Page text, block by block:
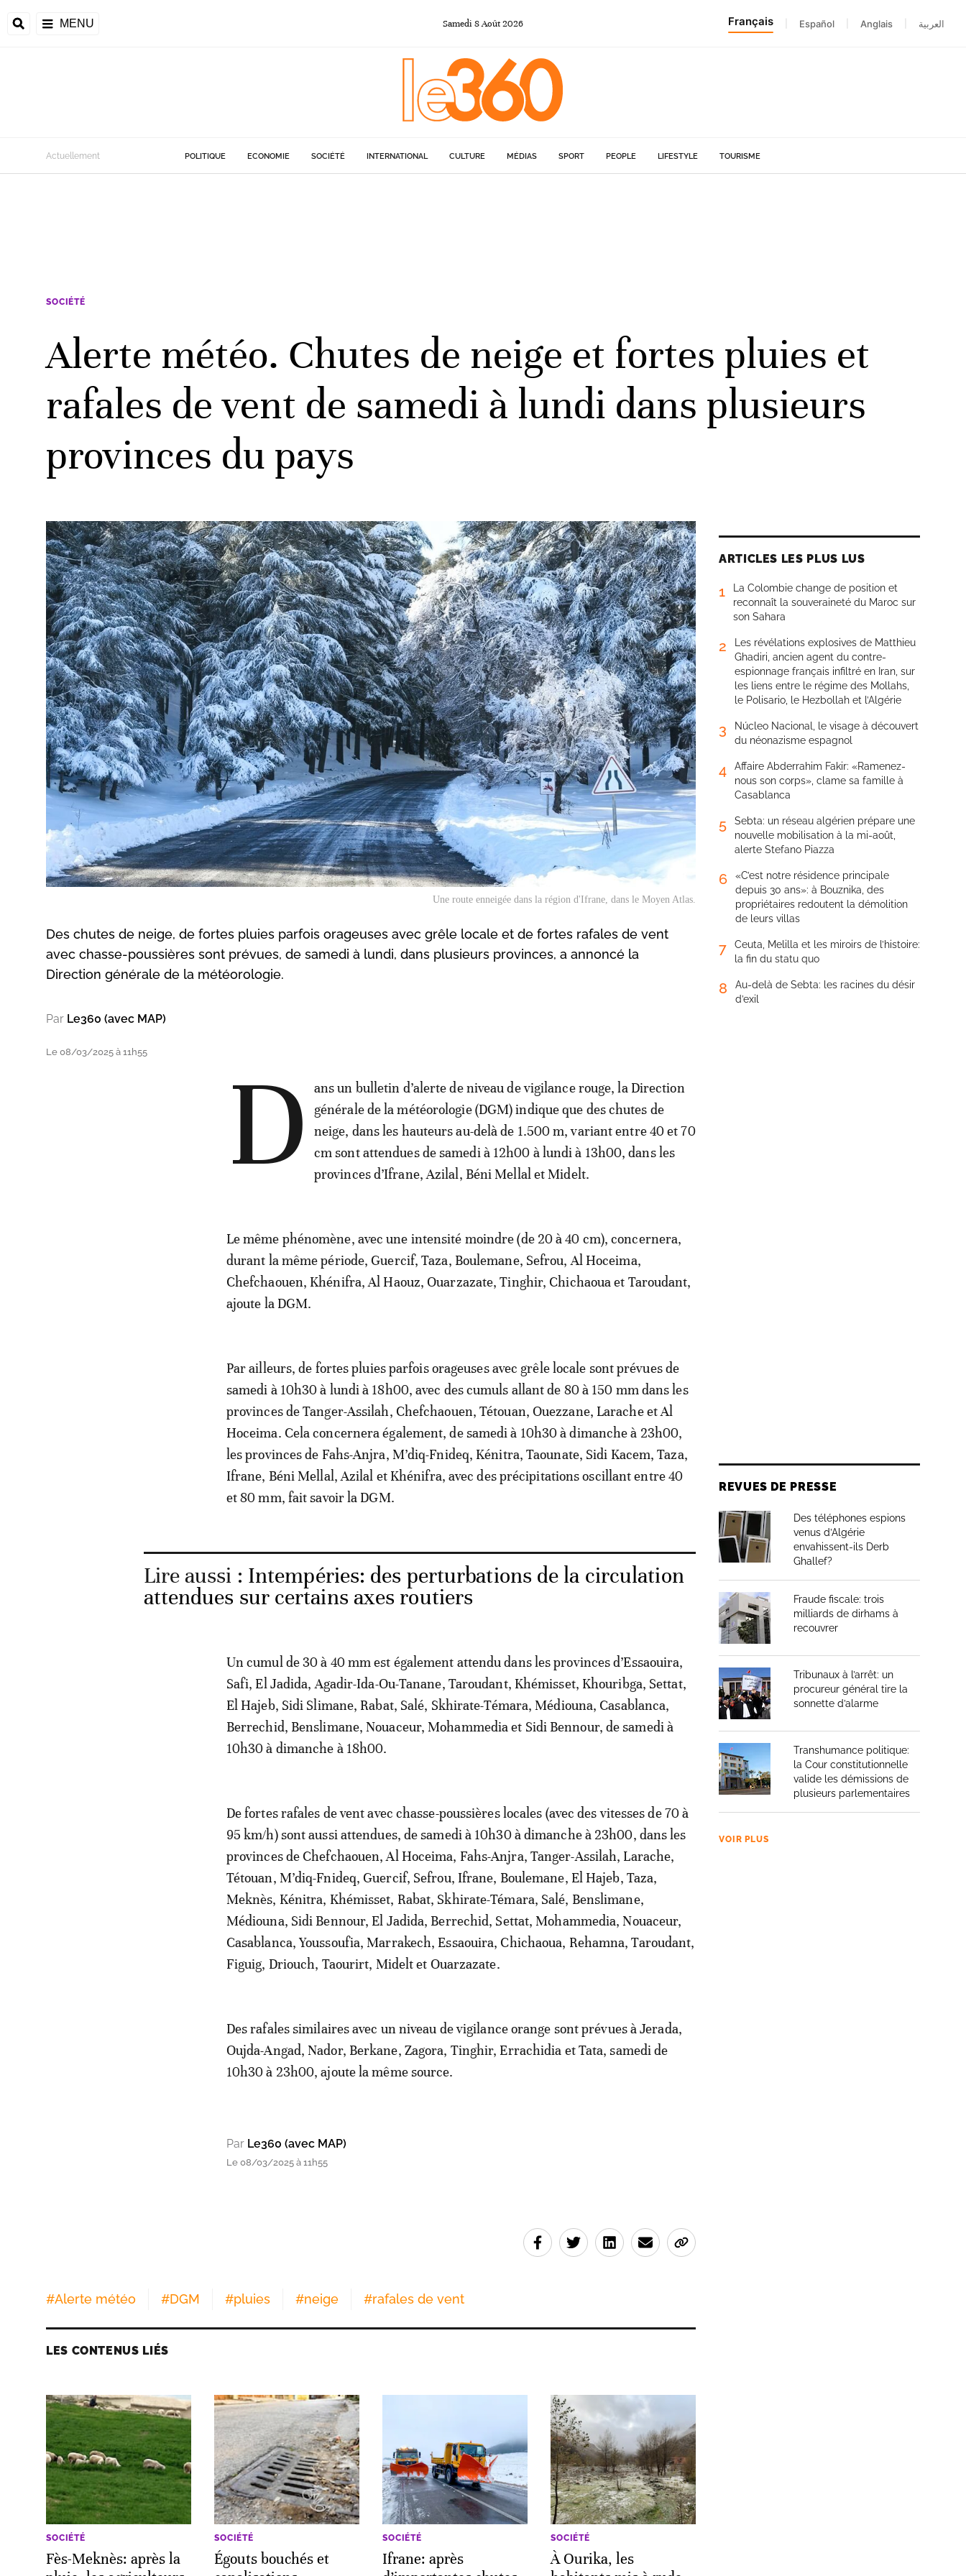
MENU Samedi 8Août2026 Français Español Anglais العربية
Actuellement POLITIQUE ECONOMIE SOCIÉTÉ INTERNATIONAL CULTURE MÉDIAS SPORT PEOPLE LIFESTYLE TOURISME
SOCIÉTÉ
Alerte météo. Chutes de neige et fortes pluies et
rafales de vent de samedi à lundi dans plusieurs
provinces du pays
Une route enneigée dans la région d'Ifrane, dans le Moyen Atlas.
Des chutes de neige, de fortes pluies parfois orageuses avec grêle locale et de fortes rafales de vent
avec chasse-poussières sont prévues, de samedi à lundi, dans plusieurs provinces, a annoncé la
Direction générale de la météorologie.
Par Le360 (avec MAP)
Le 08/03/2025 à 11h55 D
ans un bulletin d’alerte de niveau de vigilance rouge, la Direction
générale de la météorologie (DGM) indique que des chutes de
neige, dans les hauteurs au-delà de 1.500 m, variant entre 40 et 70
cm sont attendues de samedi à 12h00 à lundi à 13h00, dans les
provinces d’Ifrane, Azilal, Béni Mellal et Midelt.
Le même phénomène, avec une intensité moindre (de 20 à 40 cm), concernera,
durant la même période, Guercif, Taza, Boulemane, Sefrou, Al Hoceima,
Chefchaouen, Khénifra, Al Haouz, Ouarzazate, Tinghir, Chichaoua et Taroudant,
ajoute la DGM.
Par ailleurs, de fortes pluies parfois orageuses avec grêle locale sont prévues de
samedi à 10h30 à lundi à 18h00, avec des cumuls allant de 80 à 150 mm dans les
provinces de Tanger-Assilah, Chefchaouen, Tétouan, Ouezzane, Larache et Al
Hoceima. Cela concernera également, de samedi à 10h30 à dimanche à 23h00,
les provinces de Fahs-Anjra, M’diq-Fnideq, Kénitra, Taounate, Sidi Kacem, Taza,
Ifrane, Béni Mellal, Azilal et Khénifra, avec des précipitations oscillant entre 40
et 80 mm, fait savoir la DGM.
Lire aussi : Intempéries: des perturbations de la circulation
attendues sur certains axes routiers
Un cumul de 30 à 40 mm est également attendu dans les provinces d’Essaouira,
Safi, El Jadida, Agadir-Ida-Ou-Tanane, Taroudant, Khémisset, Khouribga, Settat,
El Hajeb, Sidi Slimane, Rabat, Salé, Skhirate-Témara, Médiouna, Casablanca,
Berrechid, Benslimane, Nouaceur, Mohammedia et Sidi Bennour, de samedi à
10h30 à dimanche à 18h00.
De fortes rafales de vent avec chasse-poussières locales (avec des vitesses de 70 à
95 km/h) sont aussi attendues, de samedi à 10h30 à dimanche à 23h00, dans les
provinces de Chefchaouen, Al Hoceima, Fahs-Anjra, Tanger-Assilah, Larache,
Tétouan, M’diq-Fnideq, Guercif, Sefrou, Ifrane, Boulemane, El Hajeb, Taza,
Meknès, Kénitra, Khémisset, Rabat, Skhirate-Témara, Salé, Benslimane,
Médiouna, Sidi Bennour, El Jadida, Berrechid, Settat, Mohammedia, Nouaceur,
Casablanca, Youssoufia, Marrakech, Essaouira, Chichaoua, Rehamna, Taroudant,
Figuig, Driouch, Taourirt, Midelt et Ouarzazate.
Des rafales similaires avec un niveau de vigilance orange sont prévues à Jerada,
Oujda-Angad, Nador, Berkane, Zagora, Tinghir, Errachidia et Tata, samedi de
10h30 à 23h00, ajoute la même source.
Par Le360 (avec MAP)
Le 08/03/2025 à 11h55
#Alerte météo #DGM #pluies #neige #rafales de vent
LES CONTENUS LIÉS
SOCIÉTÉ
Fès-Meknès: après la
SOCIÉTÉ
Égouts bouchés et
SOCIÉTÉ
Ifrane: après
SOCIÉTÉ
À Ourika, les
ARTICLES LES PLUS LUS
1
La Colombie change de position et
reconnaît la souveraineté du Maroc sur
son Sahara
2
Les révélations explosives de Matthieu
Ghadiri, ancien agent du contre-
espionnage français infiltré en Iran, sur
les liens entre le régime des Mollahs,
le Polisario, le Hezbollah et l’Algérie
3
Núcleo Nacional, le visage à découvert
du néonazisme espagnol
4
Affaire Abderrahim Fakir: «Ramenez-
nous son corps», clame sa famille à
Casablanca
5
Sebta: un réseau algérien prépare une
nouvelle mobilisation à la mi-août,
alerte Stefano Piazza
6
«C’est notre résidence principale
depuis 30 ans»: à Bouznika, des
propriétaires redoutent la démolition
de leurs villas
7
Ceuta, Melilla et les miroirs de l’histoire:
la fin du statu quo
8
Au-delà de Sebta: les racines du désir
d’exil
REVUES DE PRESSE
Des téléphones espions
venus d’Algérie
envahissent-ils Derb
Ghallef?
Fraude fiscale: trois
milliards de dirhams à
recouvrer
Tribunaux à l’arrêt: un
procureur général tire la
sonnette d’alarme
Transhumance politique:
la Cour constitutionnelle
valide les démissions de
plusieurs parlementaires
VOIR PLUS